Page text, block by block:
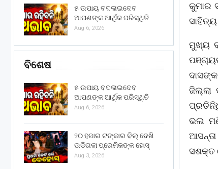
କୁମାର
ମୁଖ୍ୟ
ଭଲ
ସଶକ୍ତ
୫ ଉପାୟ ବଦଳାଇଦେବ
ଆପଣଙ୍କ ଆର୍ଥିକ ପରିସ୍ଥିତି
Aug 6, 2026
ବିଶେଷ
୫ ଉପାୟ ବଦଳାଇଦେବ
ଆପଣଙ୍କ ଆର୍ଥିକ ପରିସ୍ଥିତି
Aug 6, 2026
୨୦ ହଜାର ଟଙ୍କାର ବିଲ୍ ଦେଖି
ଉଡିଗଲା ପ୍ରେମିକଙ୍କ ହୋସ୍
Aug 3, 2026